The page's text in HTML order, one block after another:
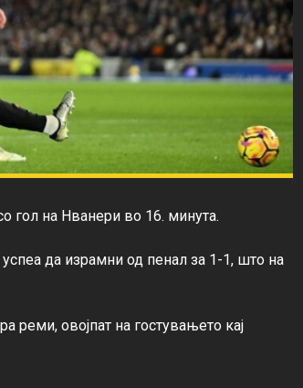
гол на Нванери во 16. минута.
да израмни од пенал за 1-1, што на
реми, овојпат на гостувањето кај